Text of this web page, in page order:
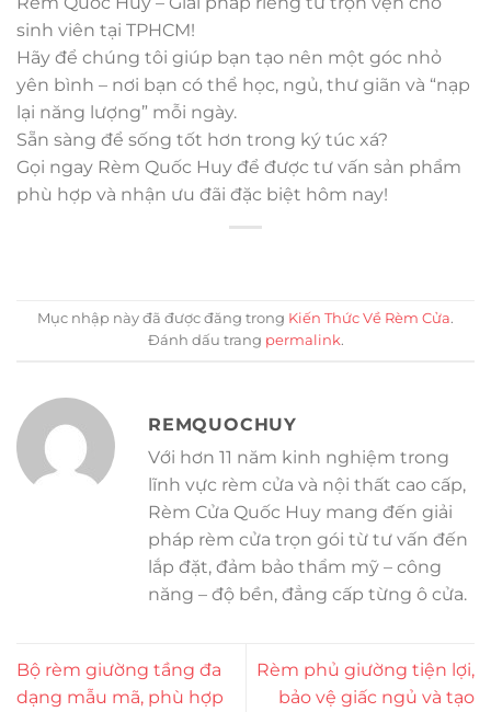
sinh viên tại TPHCM!
Hãy để chúng tôi giúp bạn tạo nên một góc nhỏ
yên bình – nơi bạn có thể học, ngủ, thư giãn và “nạp
lại năng lượng” mỗi ngày.
Sẵn sàng để sống tốt hơn trong ký túc xá?
Gọi ngay Rèm Quốc Huy để được tư vấn sản phẩm
phù hợp và nhận ưu đãi đặc biệt hôm nay!
Mục nhập này đã được đăng trong Kiến Thức Về Rèm Cửa.
Đánh dấu trang permalink.
REMQUOCHUY
Với hơn 11 năm kinh nghiệm trong
lĩnh vực rèm cửa và nội thất cao cấp,
Rèm Cửa Quốc Huy mang đến giải
pháp rèm cửa trọn gói từ tư vấn đến
lắp đặt, đảm bảo thẩm mỹ – công
năng – độ bền, đẳng cấp từng ô cửa.
Bộ rèm giường tầng đa
dạng mẫu mã, phù hợp
Rèm phủ giường tiện lợi,
bảo vệ giấc ngủ và tạo